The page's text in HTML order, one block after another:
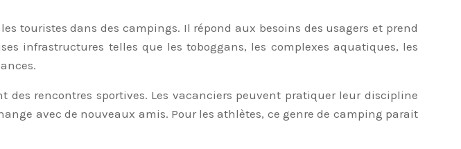
touristes dans des campings. Il répond aux besoins des usagers et prend
infrastructures telles que les toboggans, les complexes aquatiques, les
rencontres sportives. Les vacanciers peuvent pratiquer leur discipline
avec de nouveaux amis. Pour les athlètes, ce genre de camping parait